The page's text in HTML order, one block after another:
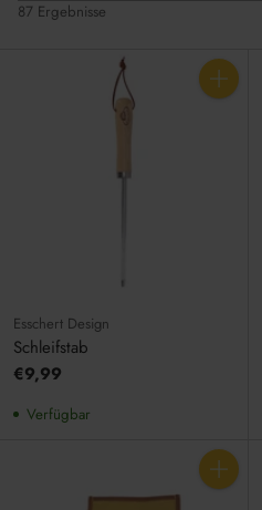
87 Ergebnisse
Anzahl
Esschert Design
Schleifstab
€9,99
Verfügbar
Anzahl